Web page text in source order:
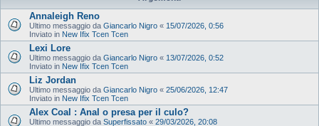
Annaleigh Reno
Ultimo messaggio da Giancarlo Nigro « 15/07/2026, 0:56
Inviato in New Ifix Tcen Tcen
Lexi Lore
Ultimo messaggio da Giancarlo Nigro « 13/07/2026, 0:52
Inviato in New Ifix Tcen Tcen
Liz Jordan
Ultimo messaggio da Giancarlo Nigro « 25/06/2026, 12:47
Inviato in New Ifix Tcen Tcen
Alex Coal : Anal o presa per il culo?
Ultimo messaggio da Superfissato « 29/03/2026, 20:08